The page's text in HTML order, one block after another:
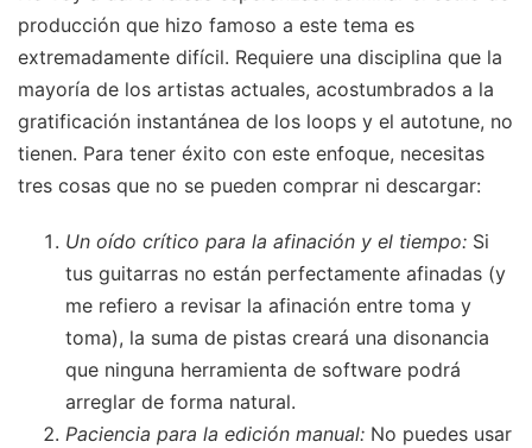
producción que hizo famoso a este tema es
extremadamente difícil. Requiere una disciplina que la
mayoría de los artistas actuales, acostumbrados a la
gratificación instantánea de los loops y el autotune, no
tienen. Para tener éxito con este enfoque, necesitas
tres cosas que no se pueden comprar ni descargar:
Un oído crítico para la afinación y el tiempo: Si
tus guitarras no están perfectamente afinadas (y
me refiero a revisar la afinación entre toma y
toma), la suma de pistas creará una disonancia
que ninguna herramienta de software podrá
arreglar de forma natural.
Paciencia para la edición manual: No puedes usar